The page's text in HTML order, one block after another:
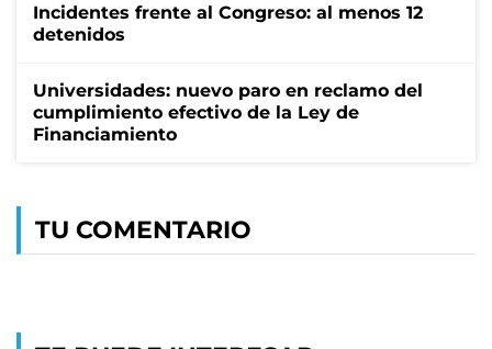
Incidentes frente al Congreso: al menos 12
detenidos
Universidades: nuevo paro en reclamo del
cumplimiento efectivo de la Ley de
Financiamiento
TU COMENTARIO